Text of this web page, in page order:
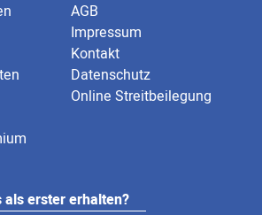
AGB
Impressum
Kontakt
Datenschutz
Online Streitbeilegung
als erster erhalten?